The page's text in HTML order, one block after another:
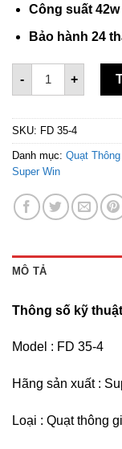
Công suất 42w
Bảo hành 24
-
QUẠT THÔNG
+
SKU: FD 35-4
Danh mục: Quạt
Super Win
MÔ TẢ
Thông số kỹ thuật
Model : FD 35-4
Hãng sản xuất :
Loại : Quạt thông